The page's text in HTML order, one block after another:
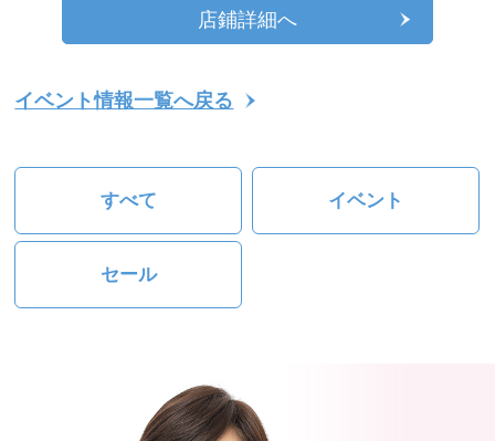
店鋪詳細へ
イベント情報一覧へ戻る
すべて イベント
セール